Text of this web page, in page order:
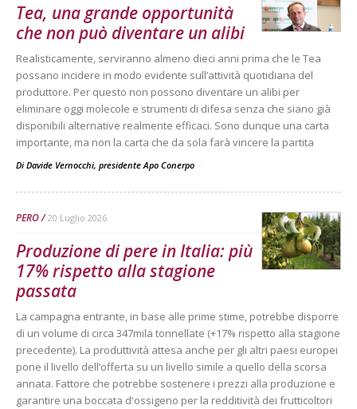
Tea, una grande opportunità
che non può diventare un alibi
Realisticamente, serviranno almeno dieci anni prima che le Tea
possano incidere in modo evidente sull’attività quotidiana del
produttore. Per questo non possono diventare un alibi per
eliminare oggi molecole e strumenti di difesa senza che siano già
disponibili alternative realmente efficaci. Sono dunque una carta
importante, ma non la carta che da sola farà vincere la partita
Di Davide Vernocchi, presidente Apo Conerpo -
PERO 20 Luglio 2026
Produzione di pere in Italia: più
17% rispetto alla stagione
passata
La campagna entrante, in base alle prime stime, potrebbe disporre
di un volume di circa 347mila tonnellate (+17% rispetto alla stagione
precedente). La produttività attesa anche per gli altri paesi europei
pone il livello dell’offerta su un livello simile a quello della scorsa
annata. Fattore che potrebbe sostenere i prezzi alla produzione e
garantire una boccata d'ossigeno per la redditività dei frutticoltori